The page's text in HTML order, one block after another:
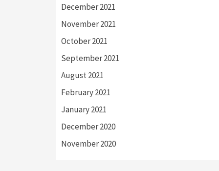
December 2021
November 2021
October 2021
September 2021
August 2021
February 2021
January 2021
December 2020
November 2020